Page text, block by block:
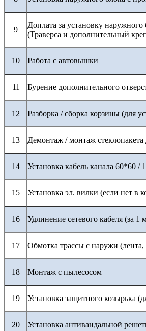
9
Доплата за установку
(Траверса и дополнительный
10 Работа с автовышки
11 Бурение дополнительного
12 Разборка / сборка корзины (для
13 Демонтаж / монтаж
14 Установка кабель канала 60*60 /
15 Установка эл. вилки (если нет в
16 Удлинение сетевого кабеля (за 1
17 Обмотка трассы с наружи (лента,
18 Монтаж с пылесосом
19 Установка защитного козырька
20 Установка антивандальной